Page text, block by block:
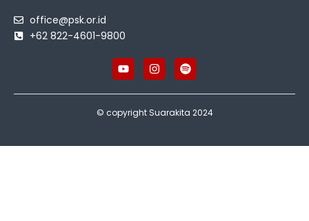
office@psk.or.id
+62 822-4601-9800
© copyright Suarakita 2024